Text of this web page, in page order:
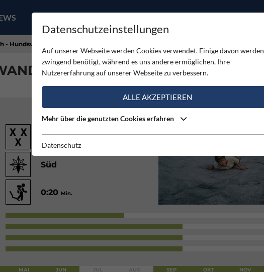
PRODUKTE
- Hundswand
Gut
Süd
0:20 Min.
MAI JUN SEP OKT NOV
Datenschutzeinstellungen
Auf unserer Webseite werden Cookies verwendet. Einige davon werden
zwingend benötigt, während es uns andere ermöglichen, Ihre
Nutzererfahrung auf unserer Webseite zu verbessern.
ALLE AKZEPTIEREN
Mehr über die genutzten Cookies erfahren
Datenschutz